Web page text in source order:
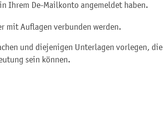
Ihrem De-Mailkonto angemeldet haben.
mit Auflagen verbunden werden.
und diejenigen Unterlagen vorlegen, die
sein können.